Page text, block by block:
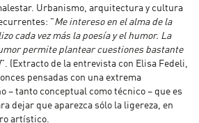
Urbanismo, arquitectura y cultura
"Me intereso en el alma de la
cada vez más la poesía y el humor. La
permite plantear cuestiones bastante
". (Extracto de la entrevista con Elisa Fedeli,
pensadas con una extrema
– tanto conceptual como técnico – que es
dejar que aparezca sólo la ligereza, en
artístico.